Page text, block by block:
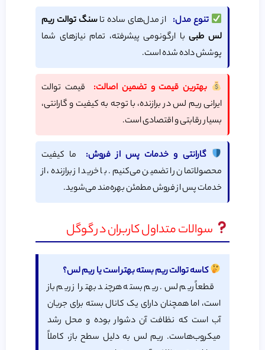
تنوع مدل: از مدل‌های ساده تاسنگ توالت ریم
لس طبیبا ارگونومی پیشرفته، تمام نیازهای شما
پوشش داده شده است.
بهترین قیمت و تضمین اصالت:
قیمت توالت
ایرانی ریم لس در برازنده، با توجه به کیفیت و گارانتی،
بسیار رقابتی و اقتصادی است.
گارانتی و خدمات پس از فروش:
ما کیفیت
محصولاتمان را تضمین می‌کنیم. با خرید از برازنده، از
خدمات پس از فروش مطمئن بهره‌مند می‌شوید.
سوالات متداول کاربران در گوگل
کاسه توالت ریم بسته بهتر است یا ریم لس؟
قطعاً ریم لس. ریم بسته هرچند بهتر از ریم باز
است، اما همچنان دارای یک کانال بسته برای جریان
آب است که نظافت آن دشوار بوده و محل رشد
میکروب‌هاست. ریم لس به دلیل سطح باز، کاملاً